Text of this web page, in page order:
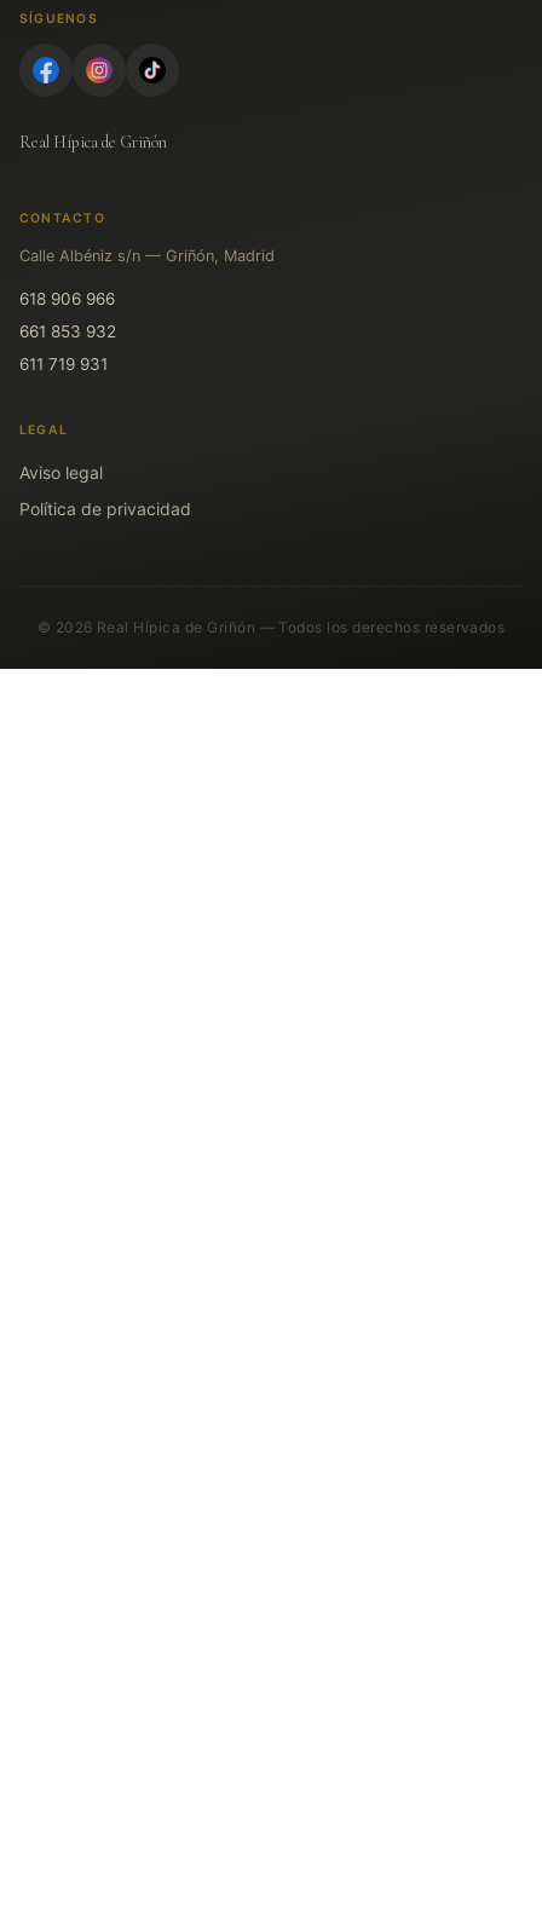
SÍGUENOS
Real Hípica de Griñón
CONTACTO
Calle Albéniz s/n — Griñón, Madrid
618 906 966
661 853 932
611 719 931
LEGAL
Aviso legal
Política de privacidad
© 2026 Real Hípica de Griñón — Todos los derechos reservados